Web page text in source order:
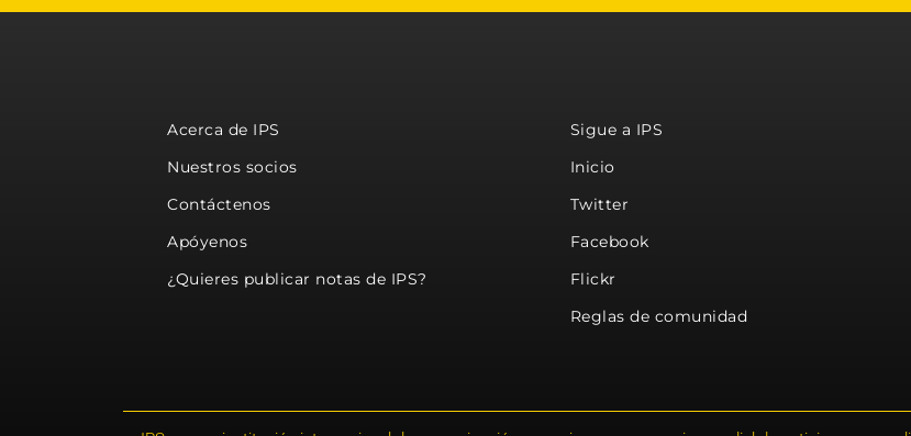
Acerca de IPS
Nuestros socios
Contáctenos
Apóyenos
¿Quieres publicar notas de IPS?
Sigue a IPS
Inicio
Twitter
Facebook
Flickr
Reglas de comunidad